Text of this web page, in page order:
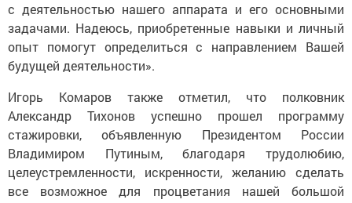
с деятельностью нашего аппарата и его основными
задачами. Надеюсь, приобретенные навыки и личный
опыт помогут определиться с направлением Вашей
будущей деятельности».
Игорь Комаров также отметил, что полковник
Александр Тихонов успешно прошел программу
стажировки, объявленную Президентом России
Владимиром Путиным, благодаря трудолюбию,
целеустремленности, искренности, желанию сделать
все возможное для процветания нашей большой